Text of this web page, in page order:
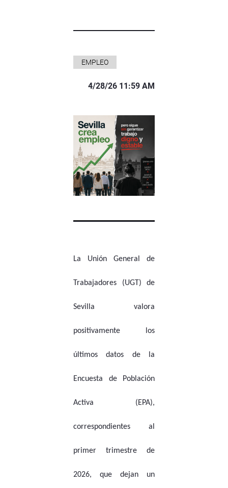
EMPLEO
4/28/26 11:59 AM
La Unión General de
Trabajadores (UGT) de
Sevilla valora
positivamente los
últimos datos de la
Encuesta de Población
Activa (EPA),
correspondientes al
primer trimestre de
2026, que dejan un